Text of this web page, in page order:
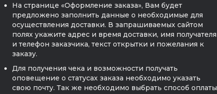
На странице «Оформление заказа», Вам будет
предложено заполнить данные о необходимые для
осуществления доставки. В запрашиваемых сайтом
полях укажите адрес и время доставки, имя получателя
и телефон заказчика, текст открытки и пожелания к
заказу.
Для получения чека и возможности получать
оповещение о статусах заказа необходимо указать
свою почту. Так же необходимо выбрать способ оплаты